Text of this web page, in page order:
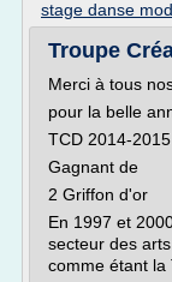
stage danse
Troupe
Merci à tous
pour la belle
TCD 2014-2015
Gagnant de
2 Griffon d'or
En 1997 et
secteur des
comme étant la